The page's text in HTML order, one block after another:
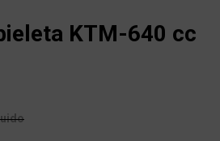
KTM-640 cc